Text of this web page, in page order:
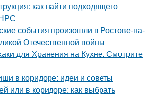
как найти подходящего
события произошли в Ростове-на-
Отечественной войны
для Хранения на Кухне: Смотрите
в коридоре: идеи и советы
или в коридоре: как выбрать